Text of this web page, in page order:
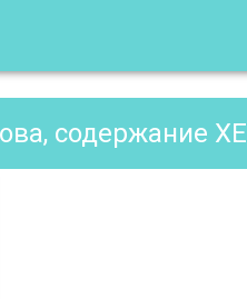
содержание XE